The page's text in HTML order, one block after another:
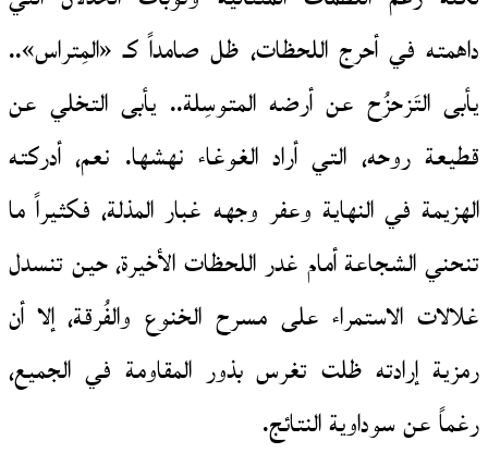
داهمته في أحرج اللحظات، ظل صامداً كـ «المِتراس»..
يأبى التَزحزُح عن أرضه المتوسِلة.. يأبى التخلي عن
قطيعة روحه، التي أراد الغوغاء نهشها. نعم، أدركته
الهزيمة في النهاية وعفر وجهه غبار المذلة، فكثيراً ما
تنحني الشجاعة أمام غدر اللحظات الأخيرة، حين تنسدل
غلالات الاستمراء على مسرح الخنوع والفُرقة، إلا أن
رمزية إرادته ظلت تغرس بذور المقاومة في الجميع،
رغماً عن سوداوية النتائج.